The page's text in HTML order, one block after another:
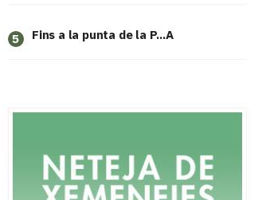
5 Fins a la punta de la P...A